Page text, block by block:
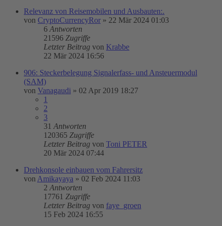
Relevanz von Reisemobilen und Ausbauten:.
von CryptoCurrencyRor » 22 Mär 2024 01:03
6 Antworten
21596 Zugriffe
Letzter Beitrag von Krabbe
22 Mär 2024 16:56
906: Steckerbelegung Signalerfass- und Ansteuermodul
(SAM)
von Vanagaudi » 02 Apr 2019 18:27
1
2
3
31 Antworten
120365 Zugriffe
Letzter Beitrag von Toni PETER
20 Mär 2024 07:44
Drehkonsole einbauen vom Fahrersitz
von Amikayaya » 02 Feb 2024 11:03
2 Antworten
17761 Zugriffe
Letzter Beitrag von faye_groen
15 Feb 2024 16:55